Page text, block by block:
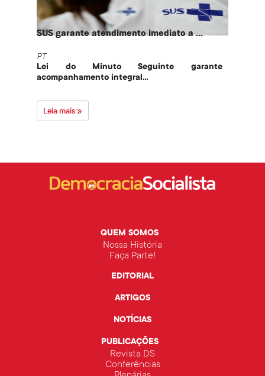
SUS garante atendimento imediato a ...
PT
Lei do Minuto Seguinte garante
acompanhamento integral...
Leia mais »
QUEM SOMOS
Nossa História
Faça Parte!
EDITORIAL
ARTIGOS
NOTÍCIAS
PUBLICAÇÕES
Revista DS
Conferências